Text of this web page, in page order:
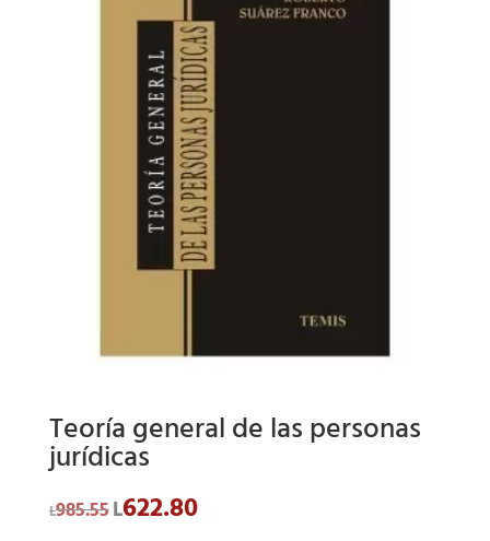
Teoría general de las personas
jurídicas
L985.55El
precio
L622.80El